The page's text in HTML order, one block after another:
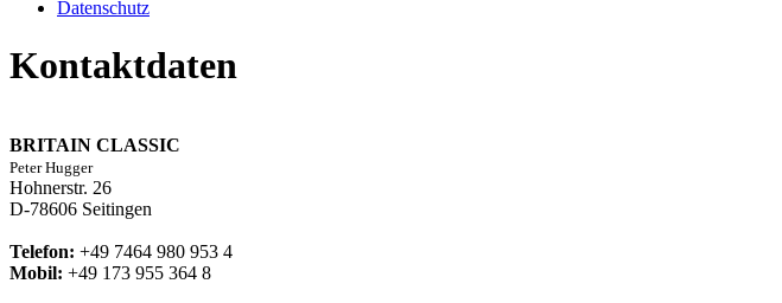
Datenschutz
Kontaktdaten
BRITAIN CLASSIC
Peter Hugger
Hohnerstr. 26
D-78606 Seitingen
Telefon: +49 7464 980 953 4
Mobil: +49 173 955 364 8